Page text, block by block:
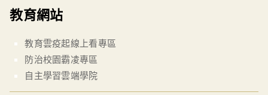
教育網站
教育雲疫起線上看專區
防治校園霸凌專區
自主學習雲端學院